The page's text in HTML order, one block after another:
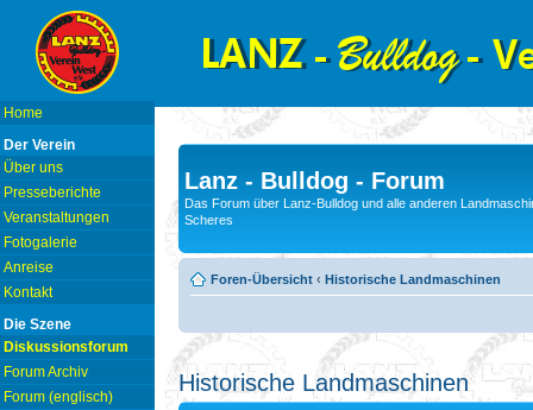
Home
Der Verein
Über uns
Presseberichte
Veranstaltungen
Fotogalerie
Anreise
Kontakt
Die Szene
Diskussionsforum
Forum Archiv
Forum (englisch)
Lanz - Bulldog - Forum
Das Forum über Lanz-Bulldog und alle anderen
Scheres
Foren-Übersicht ‹ Historische Landmaschinen
Historische Landmaschinen